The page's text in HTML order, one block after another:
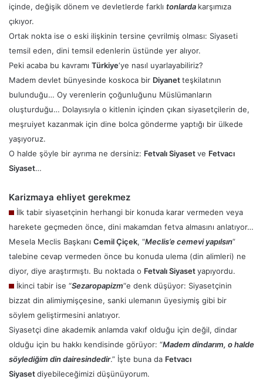
içinde, değişik dönem ve devletlerde farklı tonlarda karşımıza
çıkıyor.
Ortak nokta ise o eski ilişkinin tersine çevrilmiş olması: Siyaseti
temsil eden, dini temsil edenlerin üstünde yer alıyor.
Peki acaba bu kavramı Türkiye‘ye nasıl uyarlayabiliriz?
Madem devlet bünyesinde koskoca bir Diyanetteşkilatının
bulunduğu… Oy verenlerin çoğunluğunu Müslümanların
oluşturduğu… Dolayısıyla o kitlenin içinden çıkan siyasetçilerin de,
meşruiyet kazanmak için dine bolca gönderme yaptığı bir ülkede
yaşıyoruz.
O halde şöyle bir ayrıma ne dersiniz: Fetvalı Siyasetve Fetvacı
Siyaset…
Karizmaya ehliyet gerekmez
İlk tabir siyasetçinin herhangi bir konuda karar vermeden veya
harekete geçmeden önce, dini makamdan fetva almasını anlatıyor…
Mesela Meclis Başkanı Cemil Çiçek, “Meclis’e cemevi yapılsın”
talebine cevap vermeden önce bu konuda ulema (din alimleri) ne
diyor, diye araştırmıştı. Bu noktada o Fetvalı Siyasetyapıyordu.
İkinci tabir ise “Sezaropapizm“e denk düşüyor: Siyasetçinin
bizzat din alimiymişçesine, sanki ulemanın üyesiymiş gibi bir
söylem geliştirmesini anlatıyor.
Siyasetçi dine akademik anlamda vakıf olduğu için değil, dindar
olduğu için bu hakkı kendisinde görüyor: “Madem dindarım, o halde
söylediğim din dairesindedir.” İşte buna da Fetvacı
Siyasetdiyebileceğimizi düşünüyorum.